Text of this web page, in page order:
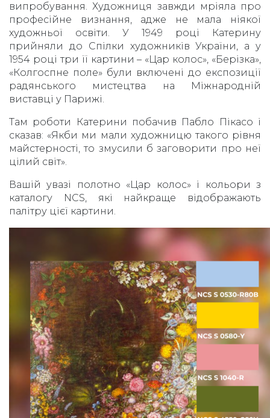
випробування. Художниця завжди мріяла про
професійне визнання, адже не мала ніякої
художньої освіти. У 1949 році Катерину
прийняли до Спілки художників України, а у
1954 році три її картини – «Цар колос», «Берізка»,
«Колгоспне поле» були включені до експозиції
радянського мистецтва на Міжнародній
виставці у Парижі.
Там роботи Катерини побачив Пабло Пікасо і
сказав: «Якби ми мали художницю такого рівня
майстерності, то змусили б заговорити про неї
цілий світ».
Вашій увазі полотно «Цар колос» і кольори з
каталогу NCS, які найкраще відображають
палітру цієї картини.